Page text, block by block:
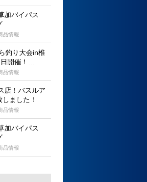
加バイパス
品情報
釣り大会in椎
開催！…
品情報
店！バスルア
ました！
品情報
加バイパス
品情報